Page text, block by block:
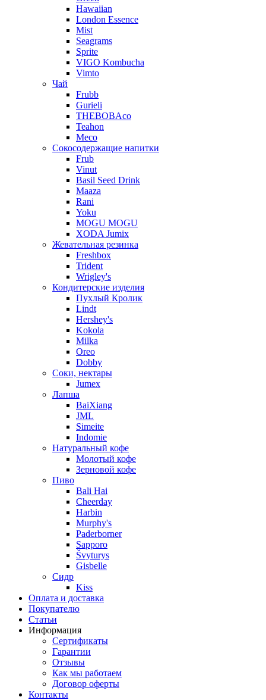
Hawaiian
London Essence
Mist
Seagrams
Sprite
VIGO Kombucha
Vimto
Чай
Frubb
Gurieli
THEBOBAco
Teahon
Meco
Сокосодержащие напитки
Frub
Vinut
Basil Seed Drink
Maaza
Rani
Yoku
MOGU MOGU
XODA Jumix
Жевательная резинка
Freshbox
Trident
Wrigley's
Кондитерские изделия
Пухлый Кролик
Lindt
Hershey's
Kokola
Milka
Oreo
Dobby
Соки, нектары
Jumex
Лапша
BaiXiang
JML
Simeite
Indomie
Натуральный кофе
Молотый кофе
Зерновой кофе
Пиво
Bali Hai
Cheerday
Harbin
Murphy's
Paderborner
Sapporo
Švyturys
Gisbelle
Сидр
Kiss
Оплата и доставка
Покупателю
Статьи
Информация
Сертификаты
Гарантии
Отзывы
Как мы работаем
Договор оферты
Контакты